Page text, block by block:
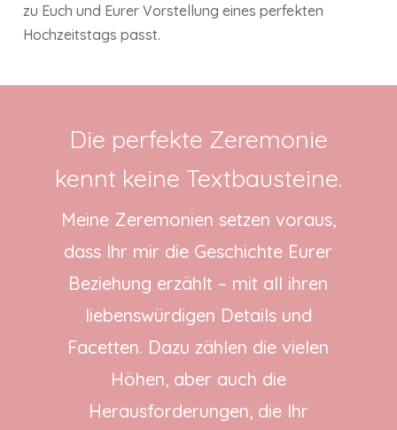
zu Euch und Eurer Vorstellung eines perfekten
Hochzeitstags passt.
Die perfekte Zeremonie
kennt keine Textbausteine.
Meine Zeremonien setzen voraus,
dass Ihr mir die Geschichte Eurer
Beziehung erzählt – mit all ihren
liebenswürdigen Details und
Facetten. Dazu zählen die vielen
Höhen, aber auch die
Herausforderungen, die Ihr